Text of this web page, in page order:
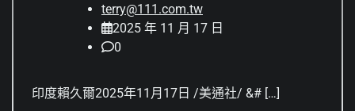
terry@111.com.tw
2025 年 11 月 17 日
0
印度賴久爾2025年11月17日 /美通社/ &# […]